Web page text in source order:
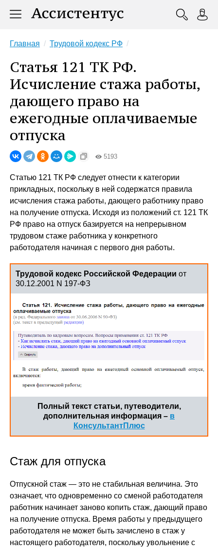
Главная Трудовой кодекс РФ
Статья 121 ТК РФ.
Исчисление стажа работы,
дающего право на
ежегодные оплачиваемые
отпуска
5193
Статью 121 ТК РФ следует отнести к категории
прикладных, поскольку в ней содержатся правила
исчисления стажа работы, дающего работнику право
на получение отпуска. Исходя из положений ст. 121 ТК
РФ право на отпуск базируется на непрерывном
трудовом стаже работника у конкретного
работодателя начиная с первого дня работы.
Трудовой кодекс Российской Федерации от
30.12.2001 N 197-ФЗ
Полный текст статьи, путеводители,
дополнительная информация – в
КонсультантПлюс
Стаж для отпуска
Отпускной стаж — это не стабильная величина. Это
означает, что одновременно со сменой работодателя
работник начинает заново копить стаж, дающий право
на получение отпуска. Время работы у предыдущего
работодателя не может быть зачислено в стаж у
настоящего работодателя, поскольку увольнение с